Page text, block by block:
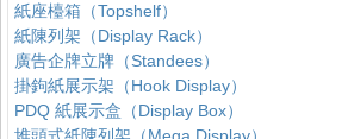
紙座檯箱（Topshelf）
紙陳列架（Display Rack）
廣告企牌立牌（Standees）
掛鉤紙展示架（Hook Display）
PDQ 紙展示盒（Display Box）